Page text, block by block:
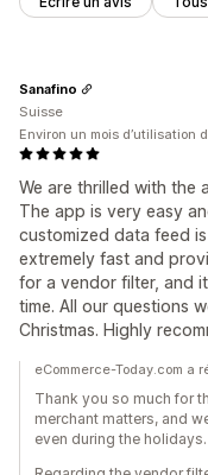
We are thrilled with the
The app is very easy
customized data feed
extremely fast and
for a vendor filter, and
time. All our questions
Christmas. Highly
Sanafino
Suisse
Environ un mois d’utilisation
eCommerce-Today.com a
Thank you so much for
merchant matters, and
even during the holidays.